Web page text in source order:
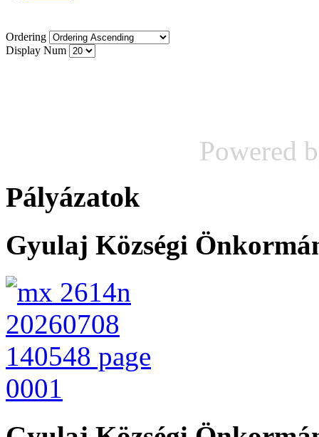
Ordering
Display Num
Powered
Pályázatok
Gyulaj Községi